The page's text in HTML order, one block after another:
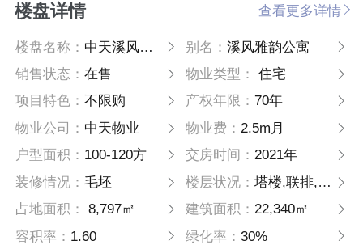
楼盘详情 查看更多详情
楼盘名称： 中天溪风雅韵公寓 别名： 溪风雅韵公寓
销售状态：在售 物业类型：
住宅
项目特色：不限购 产权年限： 70年
物业公司： 中天物业 物业费： 2.5m月
户型面积： 100-120方 交房时间： 2021年
装修情况：毛坯 楼层状况： 塔楼,联排,低层,多层,洋房
占地面积：
8,797㎡ 建筑面积： 22,340㎡
容积率： 1.60 绿化率： 30%